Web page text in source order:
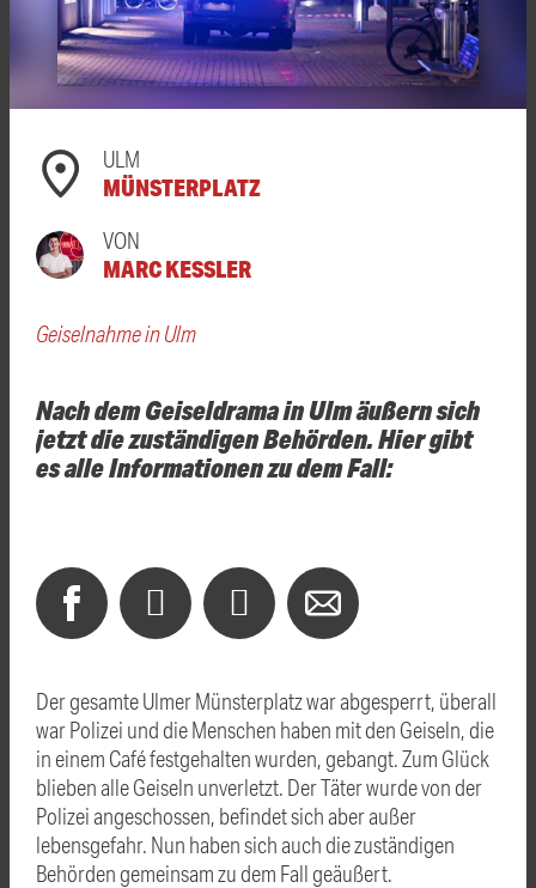
ULM
MÜNSTERPLATZ
VON
MARC KESSLER
Geiselnahme in Ulm
Nach dem Geiseldrama in Ulm äußern sich
jetzt die zuständigen Behörden. Hier gibt
es alle Informationen zu dem Fall:
Der gesamte Ulmer Münsterplatz war abgesperrt, überall
war Polizei und die Menschen haben mit den Geiseln, die
in einem Café festgehalten wurden, gebangt. Zum Glück
blieben alle Geiseln unverletzt. Der Täter wurde von der
Polizei angeschossen, befindet sich aber außer
lebensgefahr. Nun haben sich auch die zuständigen
Behörden gemeinsam zu dem Fall geäußert.